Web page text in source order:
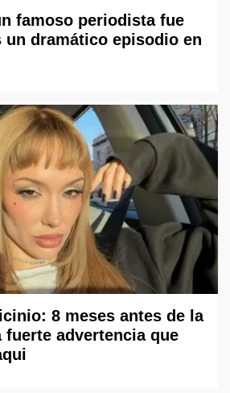
famoso periodista fue
un dramático episodio en
8 meses antes de la
fuerte advertencia que